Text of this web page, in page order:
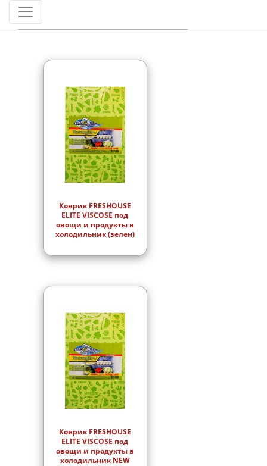
Коврик FRESHOUSE
ELITE VISCOSE под
овощи и продукты в
холодильник (зелен)
Коврик FRESHOUSE
ELITE VISCOSE под
овощи и продукты в
холодильник NEW